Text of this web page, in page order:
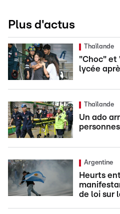
Plus d'actus
Thaïlande
"Choc" et
lycée
Thaïlande
Un ado
Argentine
Heurts
de loi sur